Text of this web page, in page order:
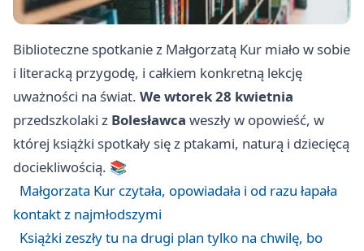
Biblioteczne spotkanie z Małgorzatą Kur miało w sobie
i literacką przygodę, i całkiem konkretną lekcję
uważności na świat. We wtorek 28 kwietnia
przedszkolaki z Bolesławca weszły w opowieść, w
której książki spotkały się z ptakami, naturą i dziecięcą
dociekliwością. 📚
Małgorzata Kur czytała, opowiadała i od razu łapała
kontakt z najmłodszymi
Książki zeszły tu na drugi plan tylko na chwilę, bo